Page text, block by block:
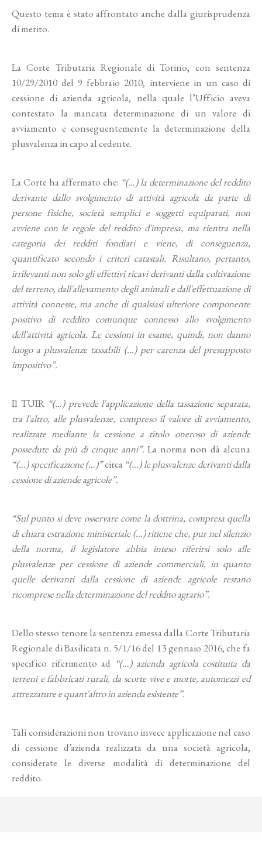
Questo tema è stato affrontato anche dalla giurisprudenza
di merito.
La Corte Tributaria Regionale di Torino, con sentenza
10/29/2010 del 9 febbraio 2010, interviene in un caso di
cessione di azienda agricola, nella quale l’Ufficio aveva
contestato la mancata determinazione di un valore di
avviamento e conseguentemente la determinazione della
plusvalenza in capo al cedente.
La Corte ha affermato che: “(…) la determinazione del reddito
derivante dallo svolgimento di attività agricola da parte di
persone fisiche, società semplici e soggetti equiparati, non
avviene con le regole del reddito d'impresa, ma rientra nella
categoria dei redditi fondiari e viene, di conseguenza,
quantificato secondo i criteri catastali. Risultano, pertanto,
irrilevanti non solo gli effettivi ricavi derivanti dalla coltivazione
del terreno, dall'allevamento degli animali e dall'effettuazione di
attività connesse, ma anche di qualsiasi ulteriore componente
positivo di reddito comunque connesso allo svolgimento
dell'attività agricola. Le cessioni in esame, quindi, non danno
luogo a plusvalenze tassabili (…) per carenza del presupposto
impositivo”.
Il TUIR “(…) prevede l'applicazione della tassazione separata,
tra l'altro, alle plusvalenze, compreso il valore di avviamento,
realizzate mediante la cessione a titolo oneroso di aziende
possedute da più di cinque anni”. La norma non dà alcuna
“(…) specificazione (…)”circa “(…) le plusvalenze derivanti dalla
cessione di aziende agricole”.
“Sul punto si deve osservare come la dottrina, compresa quella
di chiara estrazione ministeriale (…) ritiene che, pur nel silenzio
della norma, il legislatore abbia inteso riferirsi solo alle
plusvalenze per cessione di aziende commerciali, in quanto
quelle derivanti dalla cessione di aziende agricole restano
ricomprese nella determinazione del reddito agrario”.
Dello stesso tenore la sentenza emessa dalla Corte Tributaria
Regionale di Basilicata n. 5/1/16 del 13 gennaio 2016, che fa
specifico riferimento ad “(…) azienda agricola costituita da
terreni e fabbricati rurali, da scorte vive e morte, automezzi ed
attrezzature e quant'altro in azienda esistente”.
Tali considerazioni non trovano invece applicazione nel caso
di cessione d’azienda realizzata da una società agricola,
considerate le diverse modalità di determinazione del
reddito.